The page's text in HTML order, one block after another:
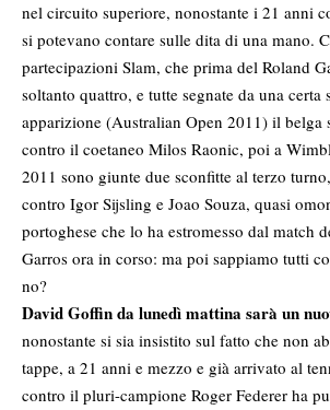
nel circuito superiore, nonostante i 21 anni
si potevano contare sulle dita di una mano.
partecipazioni Slam, che prima del Roland
soltanto quattro, e tutte segnate da una
apparizione (Australian Open 2011) il belga
contro il coetaneo Milos Raonic, poi a
2011 sono giunte due sconfitte al terzo
contro Igor Sijsling e Joao Souza, quasi
portoghese che lo ha estromesso dal match
Garros ora in corso: ma poi sappiamo tutti
no?
David Goffin da lunedì mattina sarà un
nonostante si sia insistito sul fatto che non
tappe, a 21 anni e mezzo e già arrivato al
contro il pluri-campione Roger Federer ha